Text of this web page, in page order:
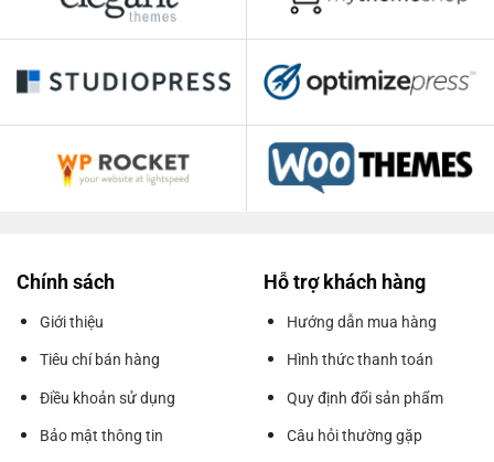
Chính sách
Giới thiệu
Tiêu chí bán hàng
Điều khoản sử dụng
Bảo mật thông tin
Hỗ trợ khách hàng
Hướng dẫn mua hàng
Hình thức thanh toán
Quy định đổi sản phẩm
Câu hỏi thường gặp